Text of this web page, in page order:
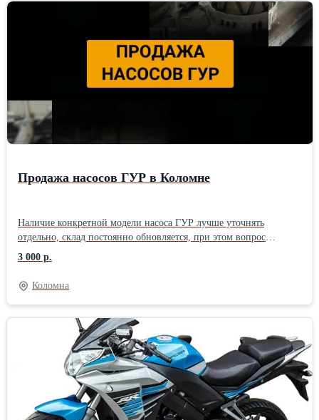
усиленный или с другими характеристиками Невозможность
найти подходящий вал для ремонта Что мы предлагаем: - Точное
измерение: Профессиональный замер вашего старого вала или
по вашим чертежам. - Подбор материалов: Использование
высококачественных труб, вилок, крестовин и подвесных
подшипников. - Сварка и сборка: Квалифицированное
выполнение всех соединений. - Балансировка: Обязательный
вибраций. - Гарантия на изделие: Мы уверены в качестве нашей
работы! Нужен уникальный карданный вал? Свяжитесь с нами,
Продажа насосов ГУР в Коломне
Наличие конкретной модели насоса ГУР лучше уточнять
отдельно, склад постоянно обновляется, при этом вопрос
ценообразования для нас всегда остается неизменным. При
комплексном подходе нашего центра агрегатного ремонта в г.
Коломна мы не намерены простаивать в ожидании запчастей и
задерживать Вас! Если все же Вам чуточку не повезло, мы
осуществим доставку в самые кратчайшие сроки, стоимость
насоса гидроусилителя при этом станет еще более
привлекательной. Принимаются любые формы оплаты. На всю
продукцию предоставляется гарантия – 6 месяцев.
3 000 р.
Коломна